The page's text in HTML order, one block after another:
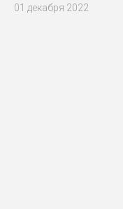
01 декабря 2022